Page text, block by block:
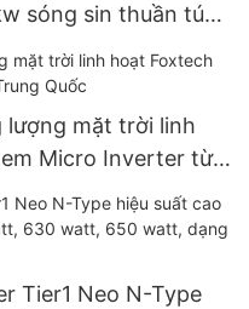
sóng sin thuần túy,
cho gia đình
lượng mặt trời linh
Micro Inverter từ
Tier1 Neo N-Type